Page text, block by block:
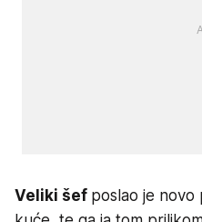
Veliki šef poslao je novo